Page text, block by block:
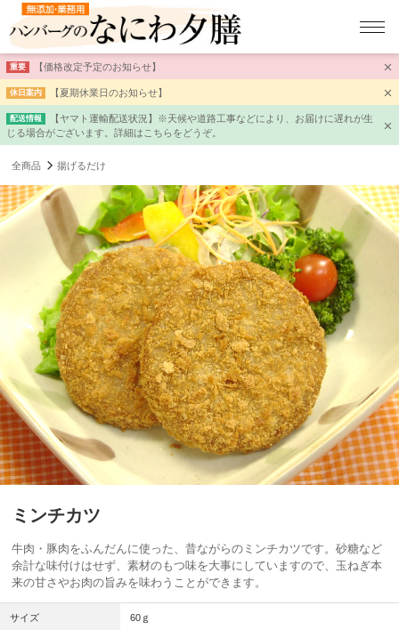
重要 【価格改定予定のお知らせ】
休日案内 【夏期休業日のお知らせ】
配送情報
【ヤマト運輸配送状況】※天候や道路工事などにより、お届けに遅れが生
じる場合がございます。詳細はこちらをどうぞ。
全商品 揚げるだけ
ミンチカツ
牛肉・豚肉をふんだんに使った、昔ながらのミンチカツです。砂糖など
余計な味付けはせず、素材のもつ味を大事にしていますので、玉ねぎ本
来の甘さやお肉の旨みを味わうことができます。
サイズ 60ｇ